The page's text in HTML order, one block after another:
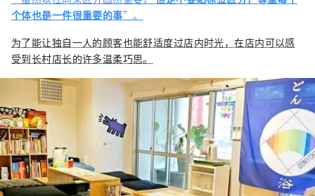
个体也是一件很重要的事”。
为了能让独自一人的顾客也能舒适度过店内时光，在店内可以感
受到长村店长的许多温柔巧思。